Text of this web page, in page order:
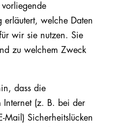
erläutert, welche Daten
wir sie nutzen. Sie
zu welchem Zweck
dass die
Internet (z. B. bei der
Mail) Sicherheitslücken